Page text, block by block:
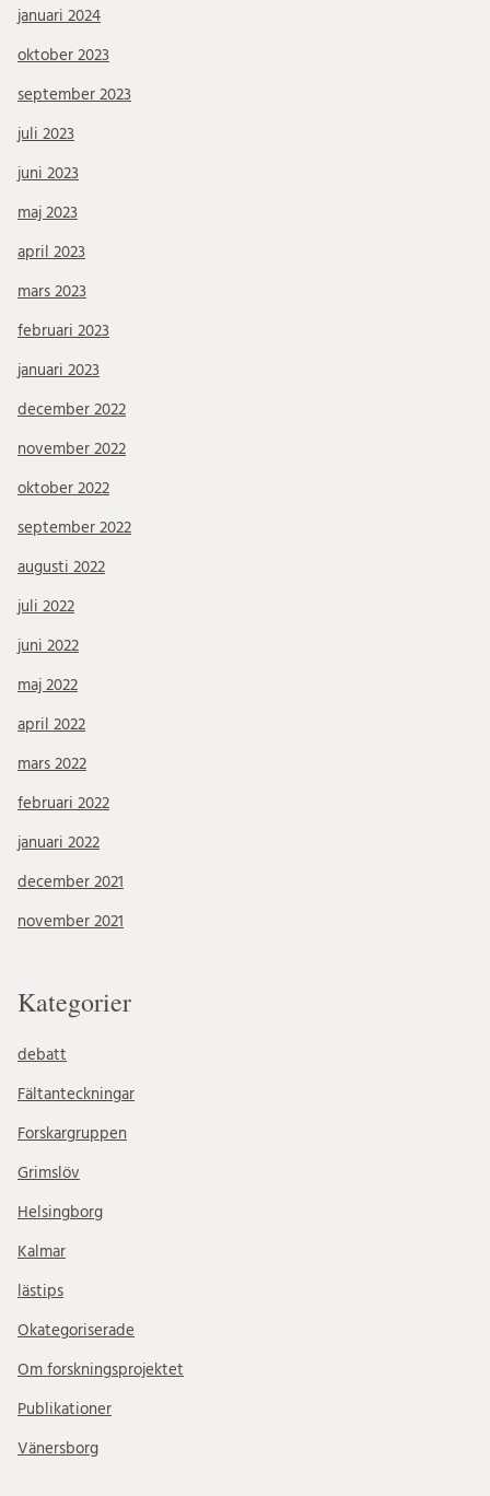
januari 2024
oktober 2023
september 2023
juli 2023
juni 2023
maj 2023
april 2023
mars 2023
februari 2023
januari 2023
december 2022
november 2022
oktober 2022
september 2022
augusti 2022
juli 2022
juni 2022
maj 2022
april 2022
mars 2022
februari 2022
januari 2022
december 2021
november 2021
Kategorier
debatt
Fältanteckningar
Forskargruppen
Grimslöv
Helsingborg
Kalmar
lästips
Okategoriserade
Om forskningsprojektet
Publikationer
Vänersborg